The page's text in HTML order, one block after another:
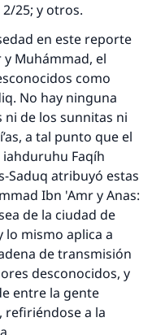
25; y otros.
en este reporte
y Muhámmad, el
como
No hay ninguna
de los sunnitas ni
a tal punto que el
Faqíh
Saduq atribuyó estas
Ibn 'Amr y Anas:
de la ciudad de
lo mismo aplica a
de transmisión
desconocidos, y
entre la gente
refiriéndose a la
salvó un
ayuda a
Profeta ﷺ dijo:
a otros a hacer el
que